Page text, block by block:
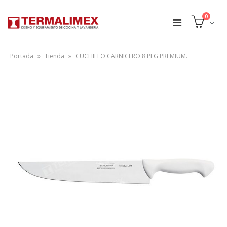
0
Portada » Tienda » CUCHILLO CARNICERO 8 PLG PREMIUM.